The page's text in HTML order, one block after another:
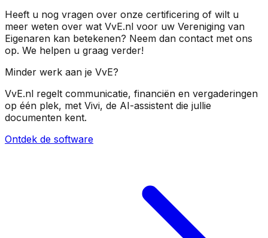
Heeft u nog vragen over onze certificering of wilt u
meer weten over wat VvE.nl voor uw Vereniging van
Eigenaren kan betekenen? Neem dan contact met ons
op. We helpen u graag verder!
Minder werk aan je VvE?
VvE.nl regelt communicatie, financiën en vergaderingen
op één plek, met Vivi, de AI-assistent die jullie
documenten kent.
Ontdek de software